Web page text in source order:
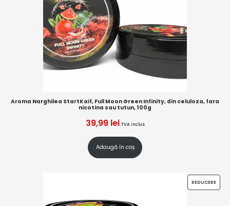
Aroma Narghilea StartKaif, Full Moon Green Infinity, din celuloza, fara
nicotina sau tutun, 100g
39,99 lei TVA inclus
Adaugă în coș
REDUCERE